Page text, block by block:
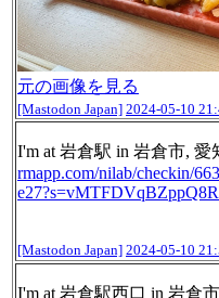
元の画像を見る
[Mastodon Japan] 2024-05-10
I'm at 岩倉駅 in 岩倉市, 愛
rmapp.com/nilab/checkin/663
[Mastodon Japan] 2024-05-10
I'm at 岩倉駅西口 in 岩倉